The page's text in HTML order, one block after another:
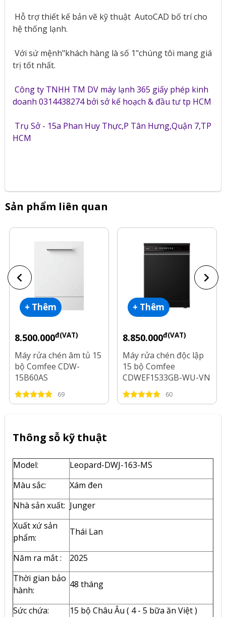
Hỗ trợ thiết kế bản vẽ kỹ thuật AutoCAD bố trí cho
hệ thống lạnh.
Với sứ mệnh"khách hàng là số 1"chúng tôi mang giá
trị tốt nhất.
Công ty TNHH TM DV máy lạnh 365 giấy phép kinh
doanh 0314438274 bởi sở kế hoạch & đầu tư tp HCM
Trụ Sở - 15a Phan Huy Thực,P Tân Hưng,Quận 7,TP
HCM
Sản phẩm liên quan
+ Thêm
8.500.000đ(VAT)
Máy rửa chén âm tủ 15
bộ Comfee CDW-
15B60AS
69
+ Thêm
8.850.000đ(VAT)
Máy rửa chén độc lập
15 bộ Comfee
CDWEF1533GB-WU-VN
60
Thông sỗ kỹ thuật
Model:
Leopard-DWJ-163-MS
Màu sắc:
Xám đen
Nhà sản xuất: Junger
Xuất xứ sản
phẩm:
Thái Lan
Năm ra mắt :
2025
Thời gian bảo
hành:
48 tháng
Sức chứa: 15 bộ Châu Âu ( 4 - 5 bữa ăn Việt )